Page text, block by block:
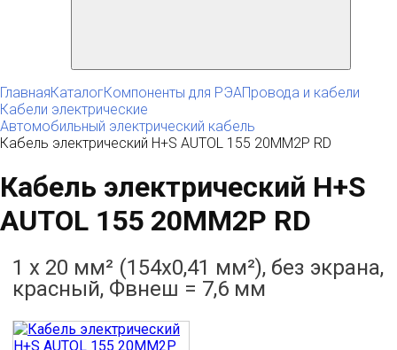
ГлавнаяКаталогКомпоненты для РЭАПровода и кабели
Кабели электрические
Автомобильный электрический кабель
Кабель электрический H+S AUTOL 155 20MM2P RD
Кабель электрический H+S
AUTOL 155 20MM2P RD
1 х 20 мм² (154x0,41 мм²), без экрана,
красный, Фвнеш = 7,6 мм